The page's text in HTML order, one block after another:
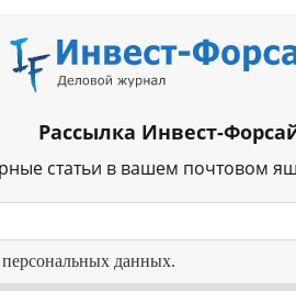
Рассылка Инвест-
статьи в вашем почтовом
данных.